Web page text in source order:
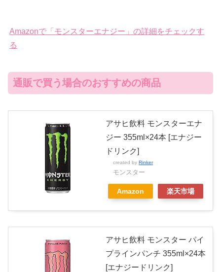
Amazonで「モンスターエナジー」の詳細をチェックす
る
通販で買う場合のおすすめの商品
アサヒ飲料 モンスターエナ
ジー 355ml×24本 [エナジー
ドリンク]
created by Rinker
モンスター
Amazon 楽天市場
アサヒ飲料 モンスター パイ
プラインパンチ 355ml×24本
[エナジードリンク]